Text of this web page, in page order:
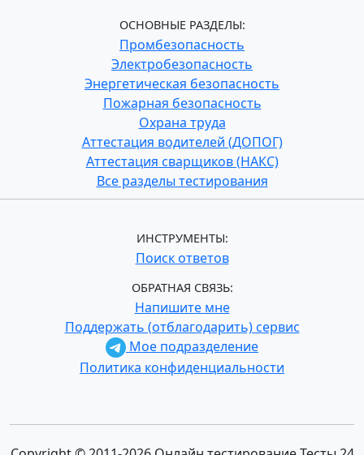
ОСНОВНЫЕ РАЗДЕЛЫ:
Промбезопасность
Электробезопасность
Энергетическая безопасность
Пожарная безопасность
Охрана труда
Аттестация водителей (ДОПОГ)
Аттестация сварщиков (НАКС)
Все разделы тестирования
ИНСТРУМЕНТЫ:
Поиск ответов
ОБРАТНАЯ СВЯЗЬ:
Напишите мне
Поддержать (отблагодарить) сервис
Мое подразделение
Политика конфиденциальности